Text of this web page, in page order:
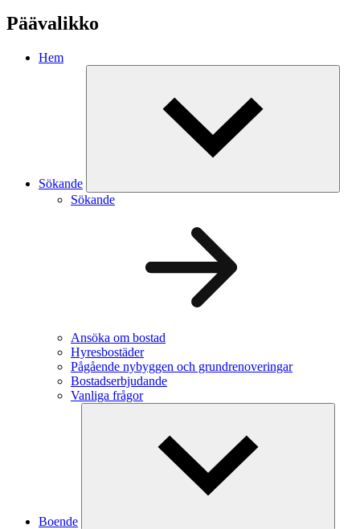
Päävalikko
Hem
Sökande
Sökande
Ansöka om bostad
Hyresbostäder
Pågående nybyggen och grundrenoveringar
Bostadserbjudande
Vanliga frågor
Boende